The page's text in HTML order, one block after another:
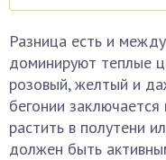
Разница есть и
доминируют теплые
розовый, желтый и
бегонии
растить в полутени
должен быть